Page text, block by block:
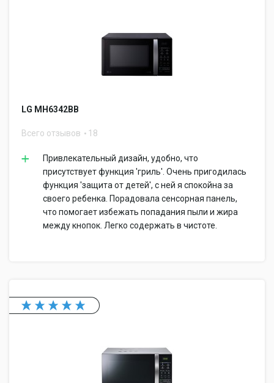
LG MH6342BB
Всего отзывов 18
Привлекательный дизайн, удобно, что
присутствует функция 'гриль'. Очень пригодилась
функция 'защита от детей', с ней я спокойна за
своего ребенка. Порадовала сенсорная панель,
что помогает избежать попадания пыли и жира
между кнопок. Легко содержать в чистоте.